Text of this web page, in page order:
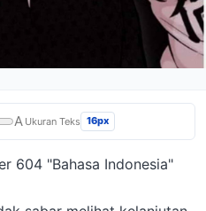
A Ukuran Teks 16px
604 "Bahasa Indonesia"